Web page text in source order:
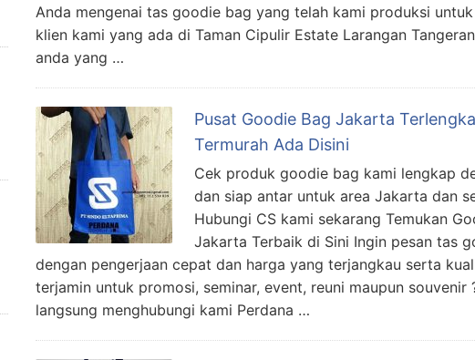
Anda mengenai tas goodie bag yang telah kami produksi
klien kami yang ada di Taman Cipulir Estate Larangan
anda yang …
Pusat Goodie Bag Jakarta
Termurah Ada Disini
Cek produk goodie bag kami lengkap
dan siap antar untuk area Jakarta dan
Hubungi CS kami sekarang Temukan
Jakarta Terbaik di Sini Ingin pesan tas
dengan pengerjaan cepat dan harga yang terjangkau serta
terjamin untuk promosi, seminar, event, reuni maupun souvenir
langsung menghubungi kami Perdana …